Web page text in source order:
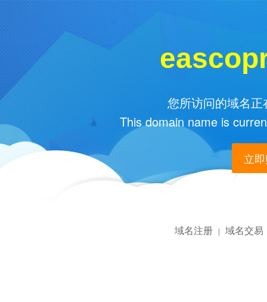
您所访问的域名
This domain name is
立
域名注册 | 域名交易